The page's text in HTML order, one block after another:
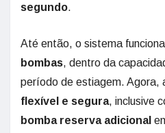
segundo.
Até então, o sistema
bombas, dentro da
período de estiagem. Agora,
flexível e segura, inclusive
bomba reserva adicional